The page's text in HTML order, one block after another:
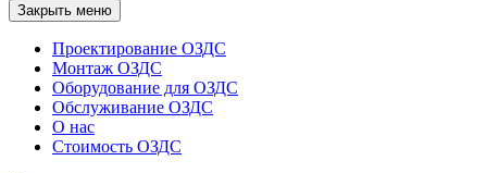
Закрыть меню
Проектирование ОЗДС
Монтаж ОЗДС
Оборудование для ОЗДС
Обслуживание ОЗДС
О нас
Стоимость ОЗДС